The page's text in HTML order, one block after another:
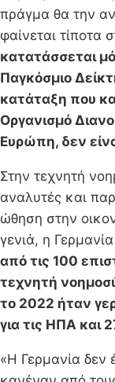
πράγμα θα την
φαίνεται τίποτα
κατατάσσεται
Παγκόσμιο
κατάταξη που
Οργανισμό
Ευρώπη, δεν
Στην τεχνητή
αναλυτές και
ώθηση στην
γενιά, η
από τις 100
τεχνητή
το 2022 ήταν
για τις ΗΠΑ και
«Η Γερμανία δεν